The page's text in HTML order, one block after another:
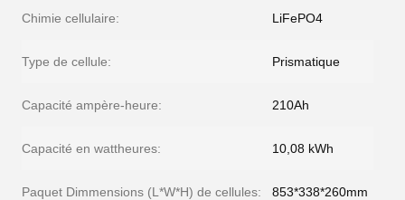
Chimie cellulaire: LiFePO4
Type de cellule: Prismatique
Capacité ampère-heure: 210Ah
Capacité en wattheures: 10,08 kWh
Paquet Dimmensions (L*W*H) de cellules: 853*338*260mm